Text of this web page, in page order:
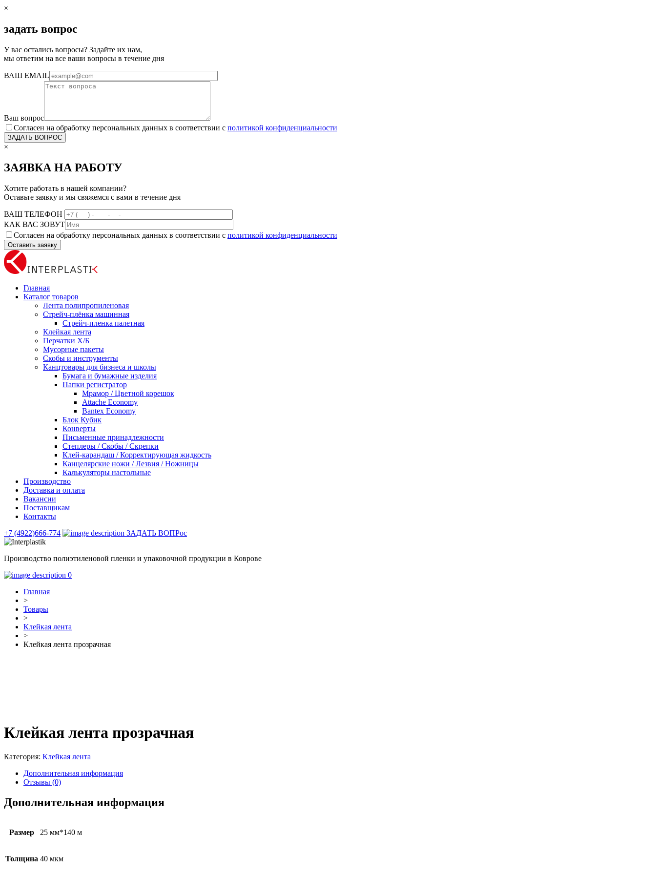
×
задать вопрос
У вас остались вопросы? Задайте их нам,
мы ответим на все ваши вопросы в течение дня
ВАШ EMAIL
Ваш вопрос
Согласен на обработку персональных данных в соответствии с политикой конфиденциальности
×
ЗАЯВКА НА РАБОТУ
Хотите работать в нашей компании?
Оставьте заявку и мы свяжемся с вами в течение дня
ВАШ ТЕЛЕФОН
КАК ВАС ЗОВУТ
Согласен на обработку персональных данных в соответствии с политикой конфиденциальности
Главная
Каталог товаров
Лента полипропиленовая
Стрейч-плёнка машинная
Стрейч-пленка палетная
Клейкая лента
Перчатки Х/Б
Мусорные пакеты
Скобы и инструменты
Канцтовары для бизнеса и школы
Бумага и бумажные изделия
Папки регистратор
Мрамор / Цветной корешок
Attache Economy
Bantex Economy
Блок Кубик
Конверты
Письменные принадлежности
Степлеры / Скобы / Скрепки
Клей-карандаш / Корректирующая жидкость
Канцелярские ножи / Лезвия / Ножницы
Калькуляторы настольные
Производство
Доставка и оплата
Вакансии
Поставщикам
Контакты
+7 (4922)666-774
ЗАДАТЬ ВОПРос
Производство полиэтиленовой пленки и упаковочной продукции в Коврове
0
Главная
>
Товары
>
Клейкая лента
>
Клейкая лента прозрачная
Клейкая лента прозрачная
Категория: Клейкая лента
Дополнительная информация
Отзывы (0)
Дополнительная информация
Размер 25 мм*140 м
Толщина 40 мкм